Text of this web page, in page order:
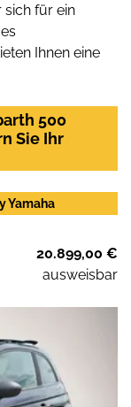
sich für ein
Ihnen eine
500
Sie Ihr
Yamaha
20.899,00 €
ausweisbar